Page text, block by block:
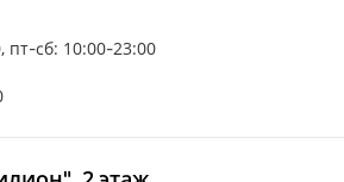
пт-сб: 10:00-23:00